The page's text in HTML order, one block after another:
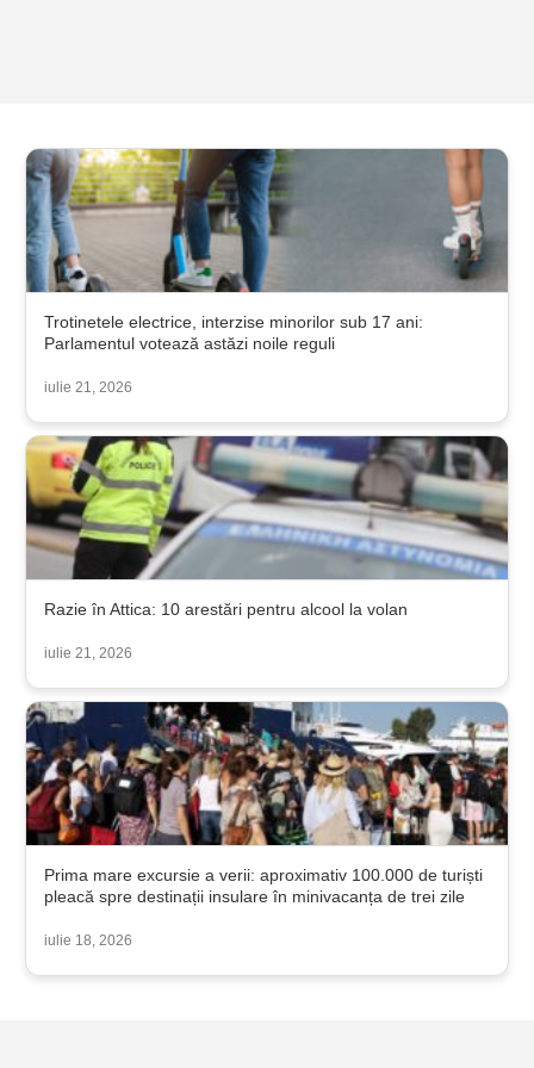
Trotinetele electrice, interzise minorilor sub 17 ani:
Parlamentul votează astăzi noile reguli
iulie 21, 2026
Razie în Attica: 10 arestări pentru alcool la volan
iulie 21, 2026
Prima mare excursie a verii: aproximativ 100.000 de turiști
pleacă spre destinații insulare în minivacanța de trei zile
iulie 18, 2026